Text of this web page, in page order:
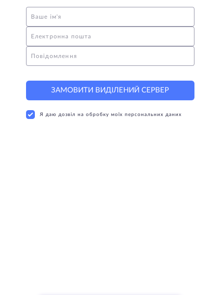
Ваше ім'я
Електронна пошта
Повідомлення
ЗАМОВИТИ ВИДІЛЕНИЙ СЕРВЕР
Я даю дозвіл на обробку моїх персональних даних